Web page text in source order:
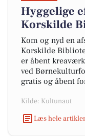
Hyggelige
Korskilde
Kom og nyd en
Korskilde
er åbent
ved
gratis og åbent
Kilde: Kultunaut
Læs hele